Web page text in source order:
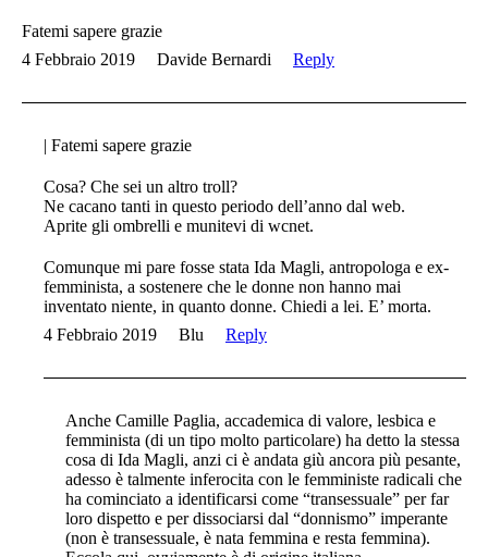
Fatemi sapere grazie
4 Febbraio 2019
Davide Bernardi Reply
| Fatemi sapere grazie
Cosa? Che sei un altro troll?
Ne cacano tanti in questo periodo dell’anno dal web.
Aprite gli ombrelli e munitevi di wcnet.
Comunque mi pare fosse stata Ida Magli, antropologa e ex-
femminista, a sostenere che le donne non hanno mai
inventato niente, in quanto donne. Chiedi a lei. E’ morta.
4 Febbraio 2019
Blu Reply
Anche Camille Paglia, accademica di valore, lesbica e
femminista (di un tipo molto particolare) ha detto la stessa
cosa di Ida Magli, anzi ci è andata giù ancora più pesante,
adesso è talmente inferocita con le femministe radicali che
ha cominciato a identificarsi come “transessuale” per far
loro dispetto e per dissociarsi dal “donnismo” imperante
(non è transessuale, è nata femmina e resta femmina).